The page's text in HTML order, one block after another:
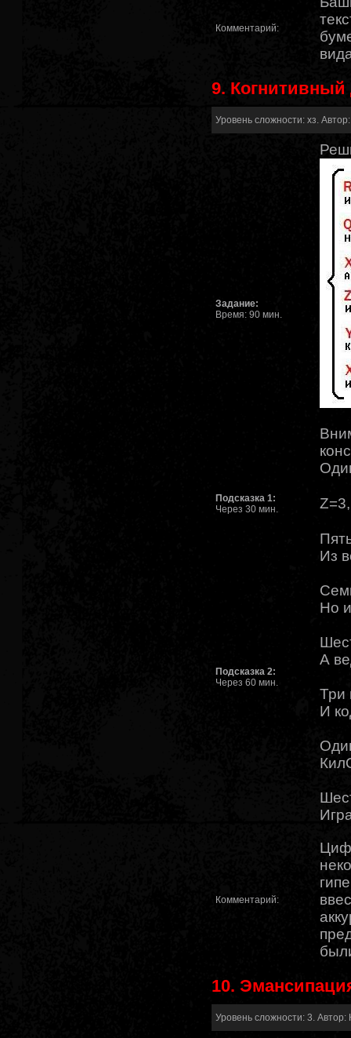
Комментарий:
9. Когнитивный
Уровень сложности: хз. Автор:
Задание:
Время: 90 мин.
Подсказка 1:
Через 30 мин.
Подсказка 2:
Через 60 мин.
Из
Но
А
Три
И
Комментарий:
10.
Уровень сложности: 3. Автор: